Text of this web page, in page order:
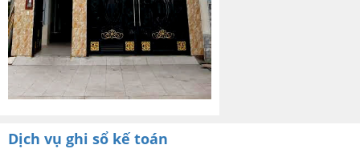
Dịch vụ ghi sổ kế toán